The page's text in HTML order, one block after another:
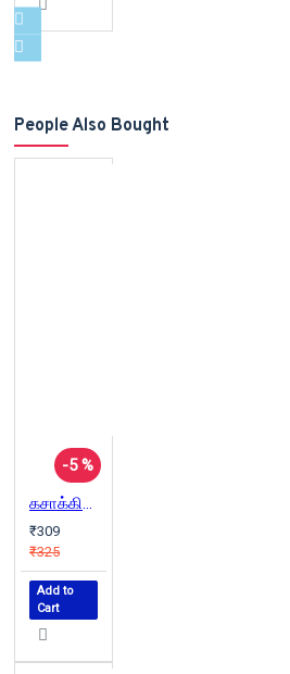
People Also Bought
-5 %
கசாக்கின் இதிகாசம்
₹309
₹325
Add to
Cart